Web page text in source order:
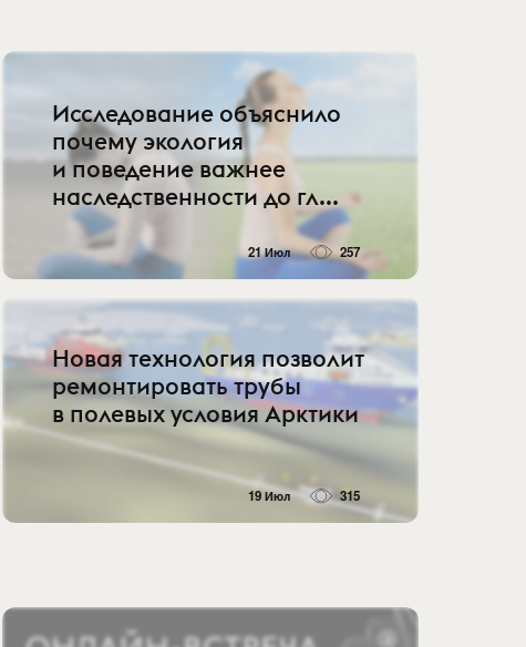
Исследование объяснило
почему экология
и поведение важнее
наследственности до гл...
21 Июл 257
Новая технология позволит
ремонтировать трубы
в полевых условия Арктики
19 Июл 315